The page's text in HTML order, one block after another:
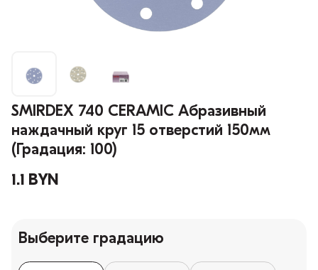
SMIRDEX 740 CERAMIC Абразивный
наждачный круг 15 отверстий 150мм
(Градация: 100)
1.1 BYN
Выберите градацию